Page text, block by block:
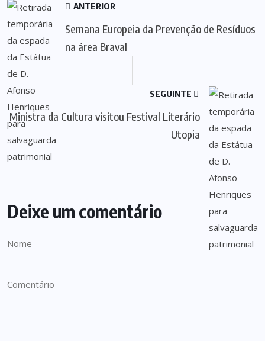
ANTERIOR
Semana Europeia da Prevenção de Resíduos
na área Braval
SEGUINTE
Ministra da Cultura visitou Festival Literário
Utopia
Deixe um comentário